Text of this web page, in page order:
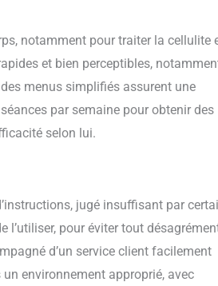
notamment pour traiter la cellulite
et bien perceptibles,
menus simplifiés assurent une
par semaine pour obtenir des
selon lui.
jugé insuffisant par
pour éviter tout
d’un service client facilement
environnement approprié, avec